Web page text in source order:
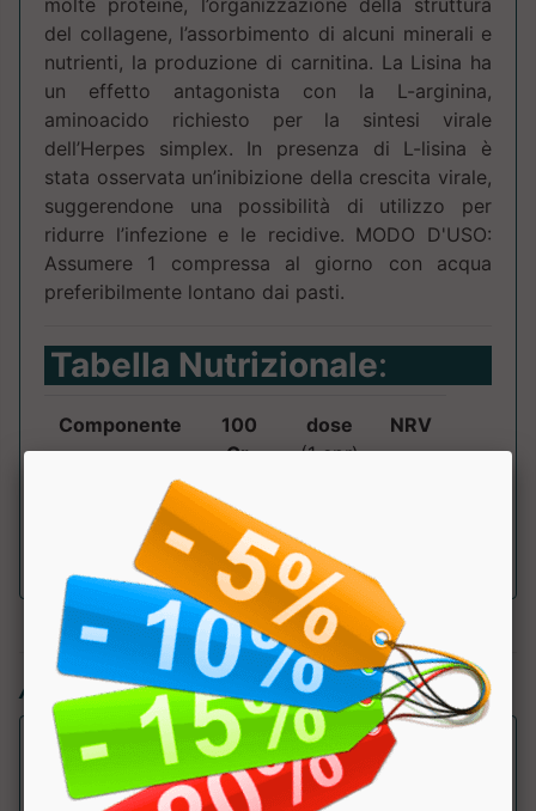
del collagene, l’assorbimento di alcuni minerali e
nutrienti, la produzione di carnitina. La Lisina ha
un effetto antagonista con la L-arginina,
aminoacido richiesto per la sintesi virale
dell’Herpes simplex. In presenza di L-lisina è
stata osservata un’inibizione della crescita virale,
suggerendone una possibilità di utilizzo per
ridurre l’infezione e le recidive. MODO D'USO:
Assumere 1 compressa al giorno con acqua
preferibilmente lontano dai pasti.
Tabella Nutrizionale:
Componente
100
Gr.
dose
(1 cpr)
NRV
Articoli simili: